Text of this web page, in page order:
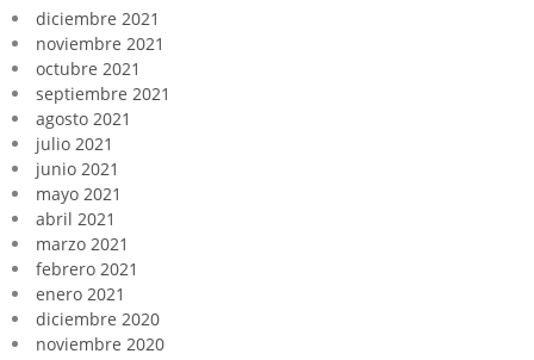
diciembre 2021
noviembre 2021
octubre 2021
septiembre 2021
agosto 2021
julio 2021
junio 2021
mayo 2021
abril 2021
marzo 2021
febrero 2021
enero 2021
diciembre 2020
noviembre 2020